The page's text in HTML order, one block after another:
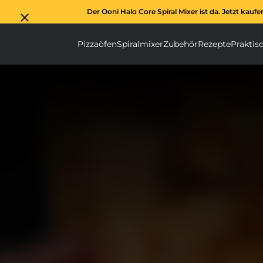
Der Ooni Halo Core Spiral Mixer ist da. Jetzt
Pizzaöfen Pizzaöfen submenu
Spiralmixer Spiralmixer
Zubehör Zubehör
Rezepte